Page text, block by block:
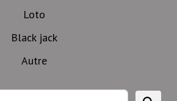
Loto
Black jack
Autre